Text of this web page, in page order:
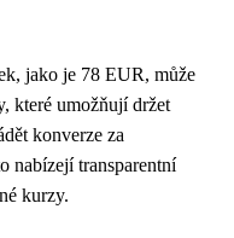
jako je 78 EUR, může
které umožňují držet
konverze za
nabízejí transparentní
kurzy.